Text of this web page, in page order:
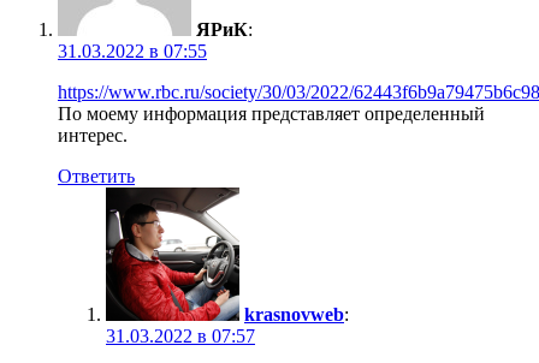
ЯРиК:
31.03.2022 в 07:55
https://www.rbc.ru/society/30/03/2022/
По моему информация представляет определенный
интерес.
Ответить
krasnovweb:
31.03.2022 в 07:57